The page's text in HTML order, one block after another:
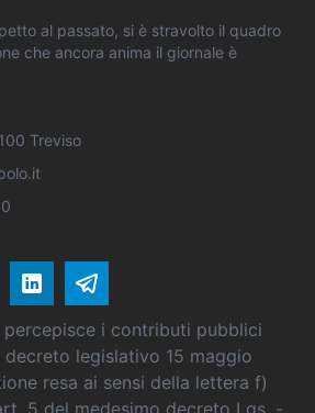
al passato, si è stravolto il quadro
che ancora anima il giornale è
Treviso
i contributi pubblici
decreto legislativo 15 maggio
resa ai sensi della lettera f)